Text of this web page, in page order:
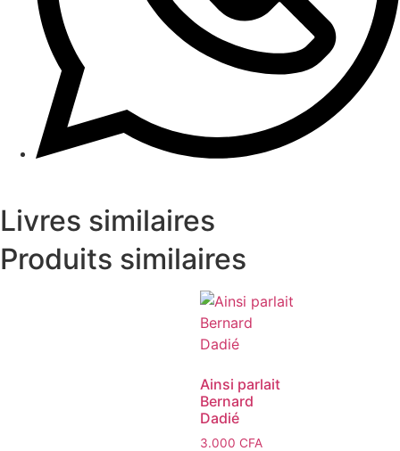
Livres similaires
Produits similaires
Ainsi parlait
Bernard
Dadié
3.000 CFA